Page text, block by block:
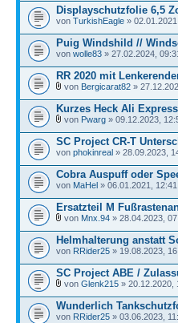
Displayschutzfolie 6,5
von TurkishEagle »
Puig Windshild //
von wolle83 » 27.02.2024,
RR 2020 mit
von Bergicarat82 »
Kurzes Heck Ali Express
von Pwarg » 09.12.2023,
SC Project CR-T
von phokinreal » 28.09.2023,
Cobra Auspuff oder
von MaHel » 06.01.2021, 12:41
Ersatzteil M
von Mnx.94 » 28.04.2023,
Helmhalterung anstatt
von RRider25 » 19.08.2023,
SC Project ABE /
von Glenk215 » 20.12.2020,
Wunderlich
von RRider25 » 03.06.2023,